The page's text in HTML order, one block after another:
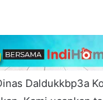
Daldukkbp3a